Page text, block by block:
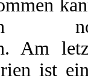
Am
ist